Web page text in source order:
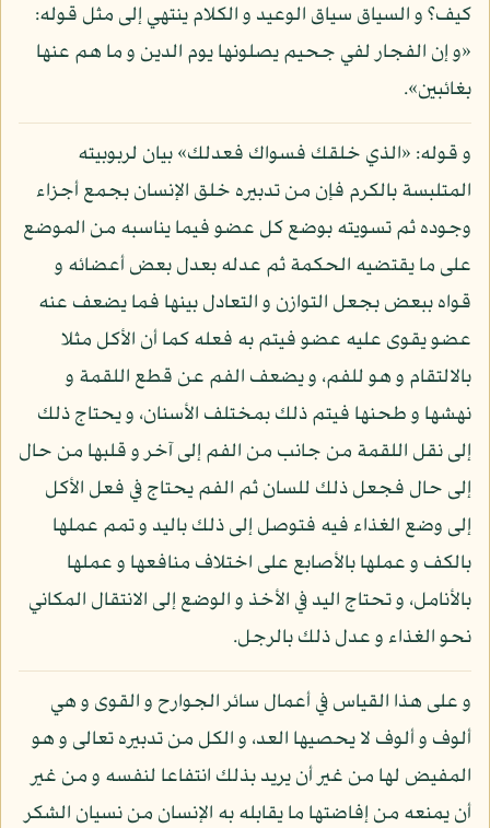
كيف؟ و السياق سياق الوعيد و الكلام ينتهي إلى مثل قوله:
«و إن الفجار لفي جحيم يصلونها يوم الدين و ما هم عنها
بغائبين».
و قوله: «الذي خلقك فسواك فعدلك» بيان لربوبيته
المتلبسة بالكرم فإن من تدبيره خلق الإنسان بجمع أجزاء
وجوده ثم تسويته بوضع كل عضو فيما يناسبه من الموضع
على ما يقتضيه الحكمة ثم عدله بعدل بعض أعضائه و
قواه ببعض بجعل التوازن و التعادل بينها فما يضعف عنه
عضو يقوى عليه عضو فيتم به فعله كما أن الأكل مثلا
بالالتقام و هو للفم، و يضعف الفم عن قطع اللقمة و
نهشها و طحنها فيتم ذلك بمختلف الأسنان، و يحتاج ذلك
إلى نقل اللقمة من جانب من الفم إلى آخر و قلبها من حال
إلى حال فجعل ذلك للسان ثم الفم يحتاج في فعل الأكل
إلى وضع الغذاء فيه فتوصل إلى ذلك باليد و تمم عملها
بالكف و عملها بالأصابع على اختلاف منافعها و عملها
بالأنامل، و تحتاج اليد في الأخذ و الوضع إلى الانتقال المكاني
نحو الغذاء و عدل ذلك بالرجل.
و على هذا القياس في أعمال سائر الجوارح و القوى و هي
ألوف و ألوف لا يحصيها العد، و الكل من تدبيره تعالى و هو
المفيض لها من غير أن يريد بذلك انتفاعا لنفسه و من غير
أن يمنعه من إفاضتها ما يقابله به الإنسان من نسيان الشكر